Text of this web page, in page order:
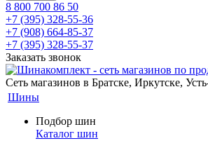
8 800 700 86 50
+7 (395) 328-55-36
+7 (908) 664-85-37
+7 (395) 328-55-37
Заказать звонок
Сеть магазинов в Братске, Иркутске,
Шины
Подбор шин
Каталог шин